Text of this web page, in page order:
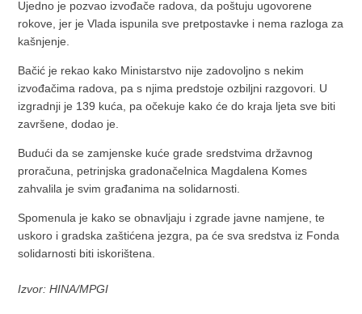
Ujedno je pozvao izvođače radova, da poštuju ugovorene
rokove, jer je Vlada ispunila sve pretpostavke i nema razloga za
kašnjenje.
Bačić je rekao kako Ministarstvo nije zadovoljno s nekim
izvođačima radova, pa s njima predstoje ozbiljni razgovori. U
izgradnji je 139 kuća, pa očekuje kako će do kraja ljeta sve biti
završene, dodao je.
Budući da se zamjenske kuće grade sredstvima državnog
proračuna, petrinjska gradonačelnica Magdalena Komes
zahvalila je svim građanima na solidarnosti.
Spomenula je kako se obnavljaju i zgrade javne namjene, te
uskoro i gradska zaštićena jezgra, pa će sva sredstva iz Fonda
solidarnosti biti iskorištena.
Izvor: HINA/MPGI